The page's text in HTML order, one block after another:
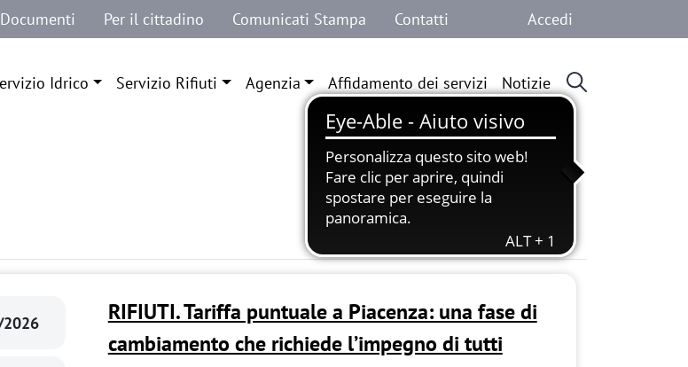
Per il cittadino Comunicati Stampa Contatti Menu profilo
Accedi
principale
Idrico Servizio Rifiuti Agenzia Affidamento dei servizi Notizie
RIFIUTI. Tariffa puntuale a Piacenza: una fase di
cambiamento che richiede l’impegno di tutti